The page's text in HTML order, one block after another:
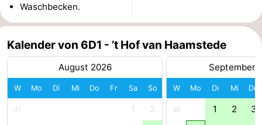
Den
Haag
Rotterdam
-
Schouwen-
Waschbecken.
Kalender von 6D1 - ’t Hof van Haamstede
August 2026
W Mo Di Mi Do Fr Sa So
31 1 2
September
W Mo Di Mi Do
36 1 2 3